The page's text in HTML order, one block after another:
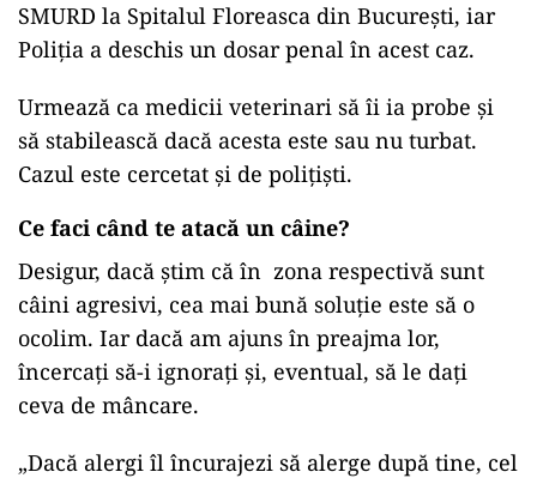
SMURD la Spitalul Floreasca din București, iar
Poliția a deschis un dosar penal în acest caz.
Urmează ca medicii veterinari să îi ia probe şi
să stabilească dacă acesta este sau nu turbat.
Cazul este cercetat şi de poliţişti.
Ce faci când te atacă un câine?
Desigur, dacă știm că în zona respectivă sunt
câini agresivi, cea mai bună soluție este să o
ocolim. Iar dacă am ajuns în preajma lor,
încercați să-i ignorați și, eventual, să le dați
ceva de mâncare.
„Dacă alergi îl încurajezi să alerge după tine, cel